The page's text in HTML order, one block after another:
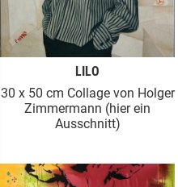
LILO
30 x 50 cm Collage von Holger
Zimmermann (hier ein
Ausschnitt)